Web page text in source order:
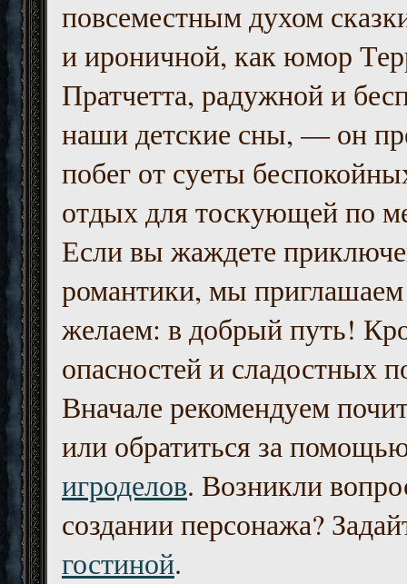
повсеместным духом
и ироничной, как юмор
Пратчетта, радужной и
наши детские сны, — он
побег от суеты
отдых для тоскующей по
Если вы жаждете
романтики, мы приглашаем
желаем: в добрый путь!
опасностей и сладостных
Вначале рекомендуем
или обратиться за
игроделов. Возникли
создании персонажа?
гостиной.